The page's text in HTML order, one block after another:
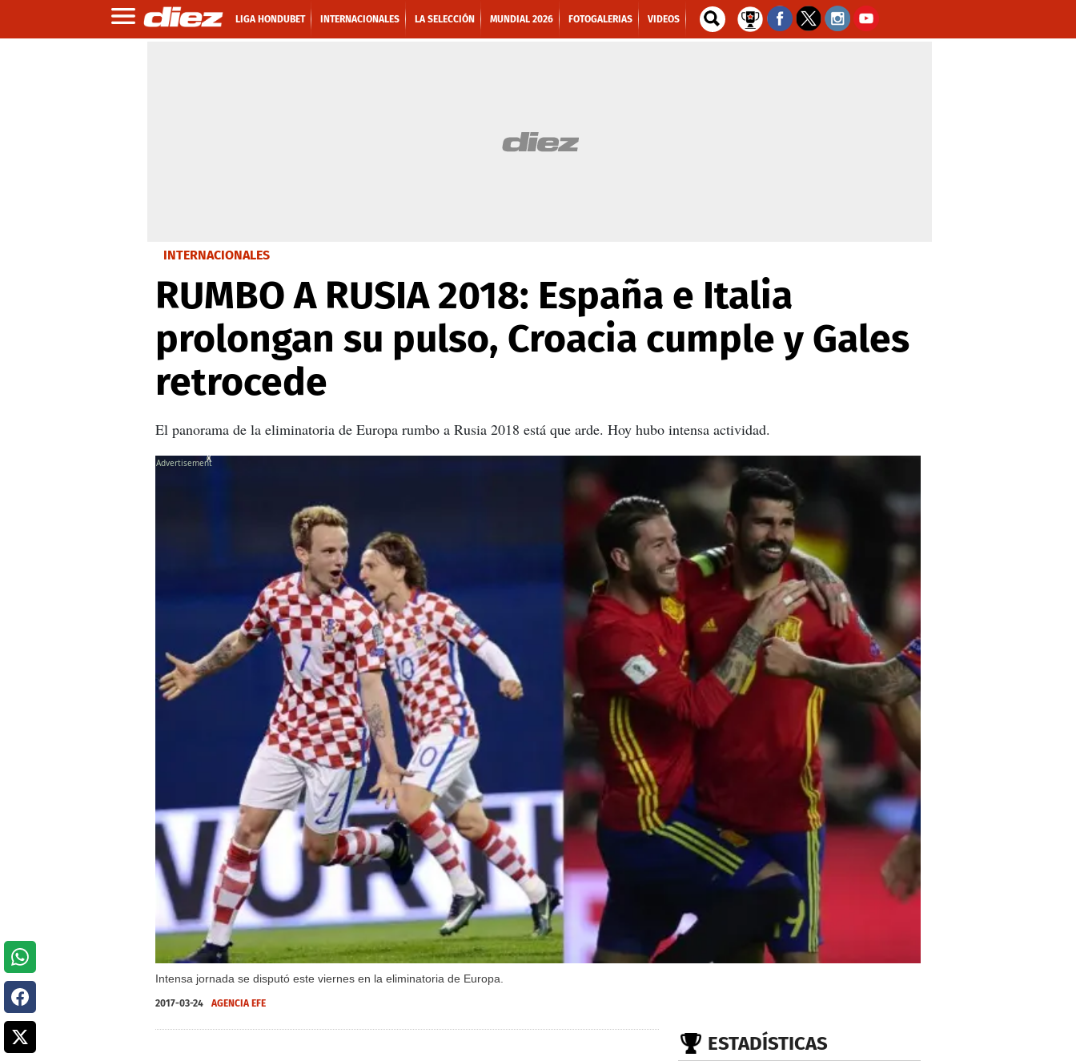
LIGA HONDUBET INTERNACIONALES LA SELECCIÓN MUNDIAL 2026 FOTOGALERIAS VIDEOS
INTERNACIONALES
RUMBO A RUSIA 2018: España e Italia
prolongan su pulso, Croacia cumple y Gales
retrocede
El panorama de la eliminatoria de Europa rumbo a Rusia 2018 está que arde. Hoy hubo intensa actividad.
Intensa jornada se disputó este viernes en la eliminatoria de Europa.
X
2017-03-24 AGENCIA EFE
ESTADÍSTICAS